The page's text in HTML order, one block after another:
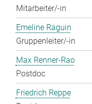
Mitarbeiter/-in
Emeline Raguin
Gruppenleiter/-in
Max Renner-Rao
Postdoc
Friedrich Reppe